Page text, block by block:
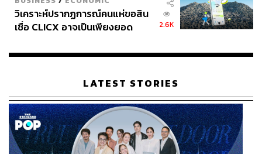
วิเคราะห์ปรากฏการณ์คนแห่ขอสิน
เชื่อ CLICX อาจเป็นเพียงยอด
เรือนไทยที่ถูกซุกไว้
2.6K
LATEST STORIES